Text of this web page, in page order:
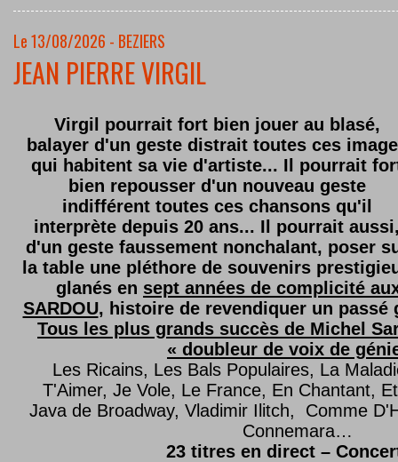
Le 13/08/2026 - BEZIERS
JEAN PIERRE VIRGIL
Virgil pourrait fort bien jouer au blasé,
balayer d'un geste distrait toutes ces
qui habitent sa vie d'artiste... Il pourrait
bien repousser d'un nouveau geste
indifférent toutes ces chansons qu'il
interprète depuis 20 ans... Il pourrait
d'un geste faussement nonchalant, poser
la table une pléthore de souvenirs
glanés en sept années de complicité
SARDOU, histoire de revendiquer un passé
Tous les plus grands succès de Michel
« doubleur de voix de
Les Ricains, Les Bals Populaires, La
T'Aimer, Je Vole, Le France, En Chantant,
Java de Broadway, Vladimir Ilitch, Comme
Connemara…
23 titres en direct –